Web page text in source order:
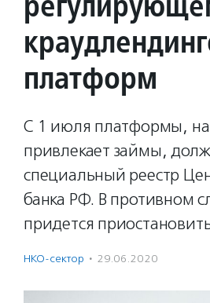
платформ
С 1 июля платформы, на
привлекает займы,
специальный реестр
банка РФ. В противном
придется
НКО-сектор · 29.06.2020